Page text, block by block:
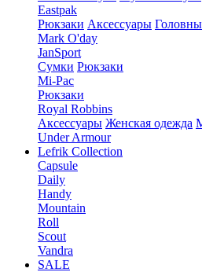
Eastpak
Рюкзаки Аксессуары
Mark O'day
JanSport
Сумки Рюкзаки
Mi-Pac
Рюкзаки
Royal Robbins
Аксессуары Женская одежда
Under Armour
Lefrik Collection
Capsule
Daily
Handy
Mountain
Roll
Scout
Vandra
SALE